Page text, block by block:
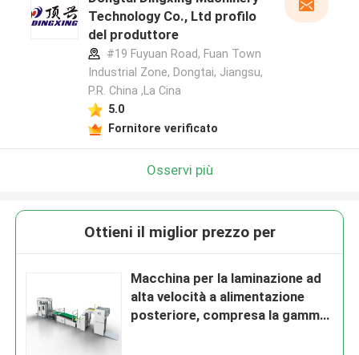
Technology Co., Ltd profilo
del produttore
#19 Fuyuan Road, Fuan Town
Industrial Zone, Dongtai, Jiangsu,
P.R. China ,La Cina
5.0
Fornitore verificato
Osservi più
Ottieni il miglior prezzo per
Macchina per la laminazione ad
alta velocità a alimentazione
posteriore, compresa la gamma